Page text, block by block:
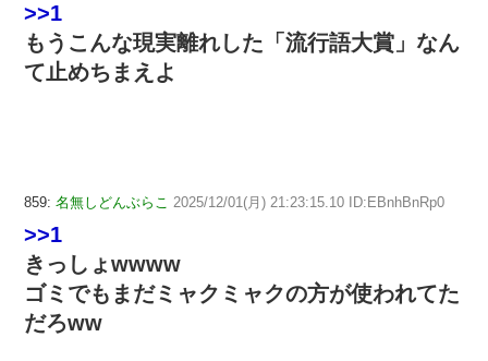
>>1
もうこんな現実離れした「流行語大賞」なん
て止めちまえよ
859: 名無しどんぶらこ 2025/12/01(月) 21:23:15.10 ID:EBnhBnRp0
>>1
きっしょwwww
ゴミでもまだミャクミャクの方が使われてた
だろww